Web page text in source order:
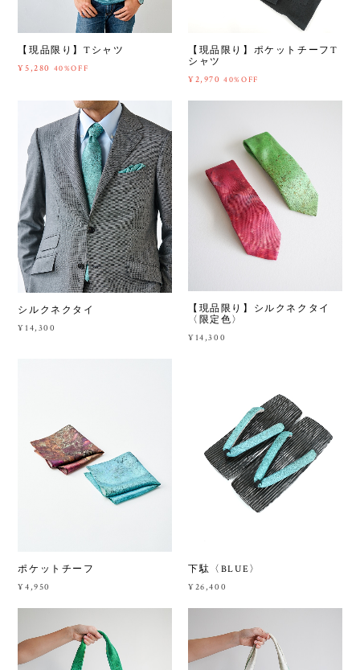
【現品限り】Tシャツ
¥5,280 40%OFF
【現品限り】ポケットチーフT
シャツ
¥2,970 40%OFF
シルクネクタイ
¥14,300
【現品限り】シルクネクタイ
〈限定色〉
¥14,300
ポケットチーフ
¥4,950
下駄〈BLUE〉
¥26,400